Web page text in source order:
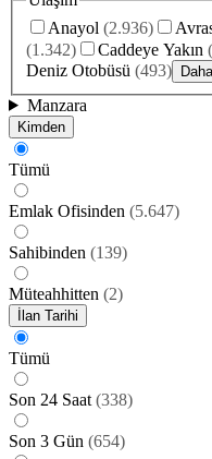
Anayol (2.936)
(1.342) Caddeye Yakın (
Deniz Otobüsü (493)
Manzara
Kimden
Tümü
Emlak Ofisinden (5.647)
Sahibinden (139)
Müteahhitten (2)
İlan Tarihi
Tümü
Son 24 Saat (338)
Son 3 Gün (654)